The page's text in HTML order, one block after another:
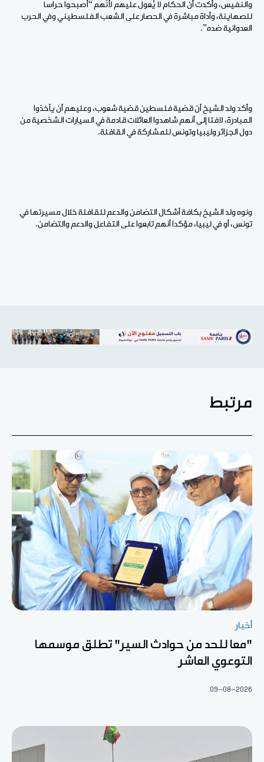
والنفيس، وأكدت أن الحكام لا يُعول عليهم لأنّهم “أصبحوا حراسا
للصهاينة، وأداة مباشرة في الحصار على الشعب الفلسطيني وفي الحرب
العدوانية ضده”.
وأكد ولد الشيخ أن قضية فلسطين قضية شعوب، وعليهم أن يأخذوا
المبادرة، لافتا إلى أنهم شاهدوا العائلات قادمة في السيارات الشخصية من
دول الجزائر وليبيا وتونس للمشاركة في القافلة.
ونوه ولد الشيخ بكافة أشكال التضامن والدعم للقافلة خلال مسيرتها في
تونس، أو في ليبيا، مؤكدا أنهم تابعوا على التفاعل والدعم والتضامن.
مرتبط
أخبار
"معا للحد من حوادث السير" تطلق موسمها
التوعوي العاشر
09-08-2026